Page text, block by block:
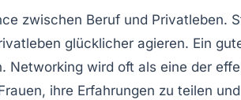
zwischen Beruf und Privatleben.
glücklicher agieren. Ein
Networking wird oft als eine der
ihre Erfahrungen zu teilen